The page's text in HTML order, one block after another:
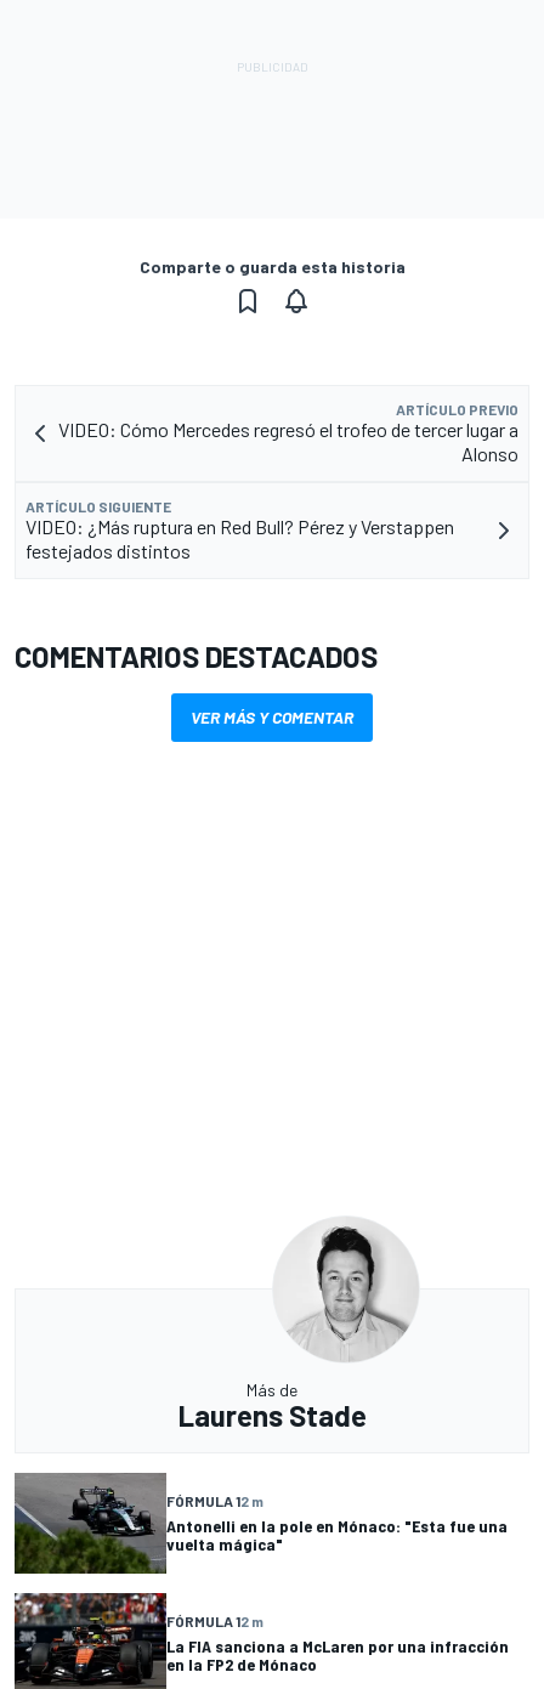
Comparte o guarda esta historia
ARTÍCULO PREVIO
VIDEO: Cómo Mercedes regresó el trofeo de tercer lugar a
Alonso
ARTÍCULO SIGUIENTE
VIDEO: ¿Más ruptura en Red Bull? Pérez y Verstappen
festejados distintos
COMENTARIOS DESTACADOS
VER MÁS Y COMENTAR
Más de
Laurens Stade
FÓRMULA 12 m
Antonelli en la pole en Mónaco: "Esta fue una
vuelta mágica"
FÓRMULA 12 m
La FIA sanciona a McLaren por una infracción
en la FP2 de Mónaco